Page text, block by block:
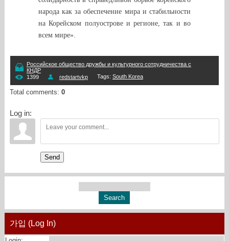
народа как за обеспечение мира и стабильности
на Корейском полуострове и регионе, так и во
всем мире».
Российское общество дружбы и культурного сотрудничества с
КНДР
1399
redstartvkp Tags: South Korea
Total comments: 0
Log in:
Send
가입 (Log In)